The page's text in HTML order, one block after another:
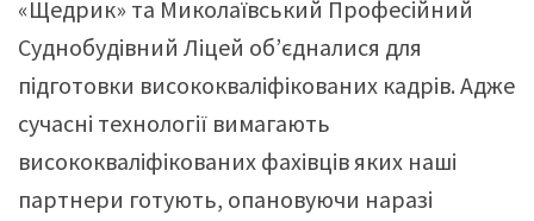
«Щедрик» та Миколаївський Професійний
Суднобудівний Ліцей об’єдналися для
підготовки висококваліфікованих кадрів. Адже
сучасні технології вимагають
висококваліфікованих фахівців яких наші
партнери готують, опановуючи наразі